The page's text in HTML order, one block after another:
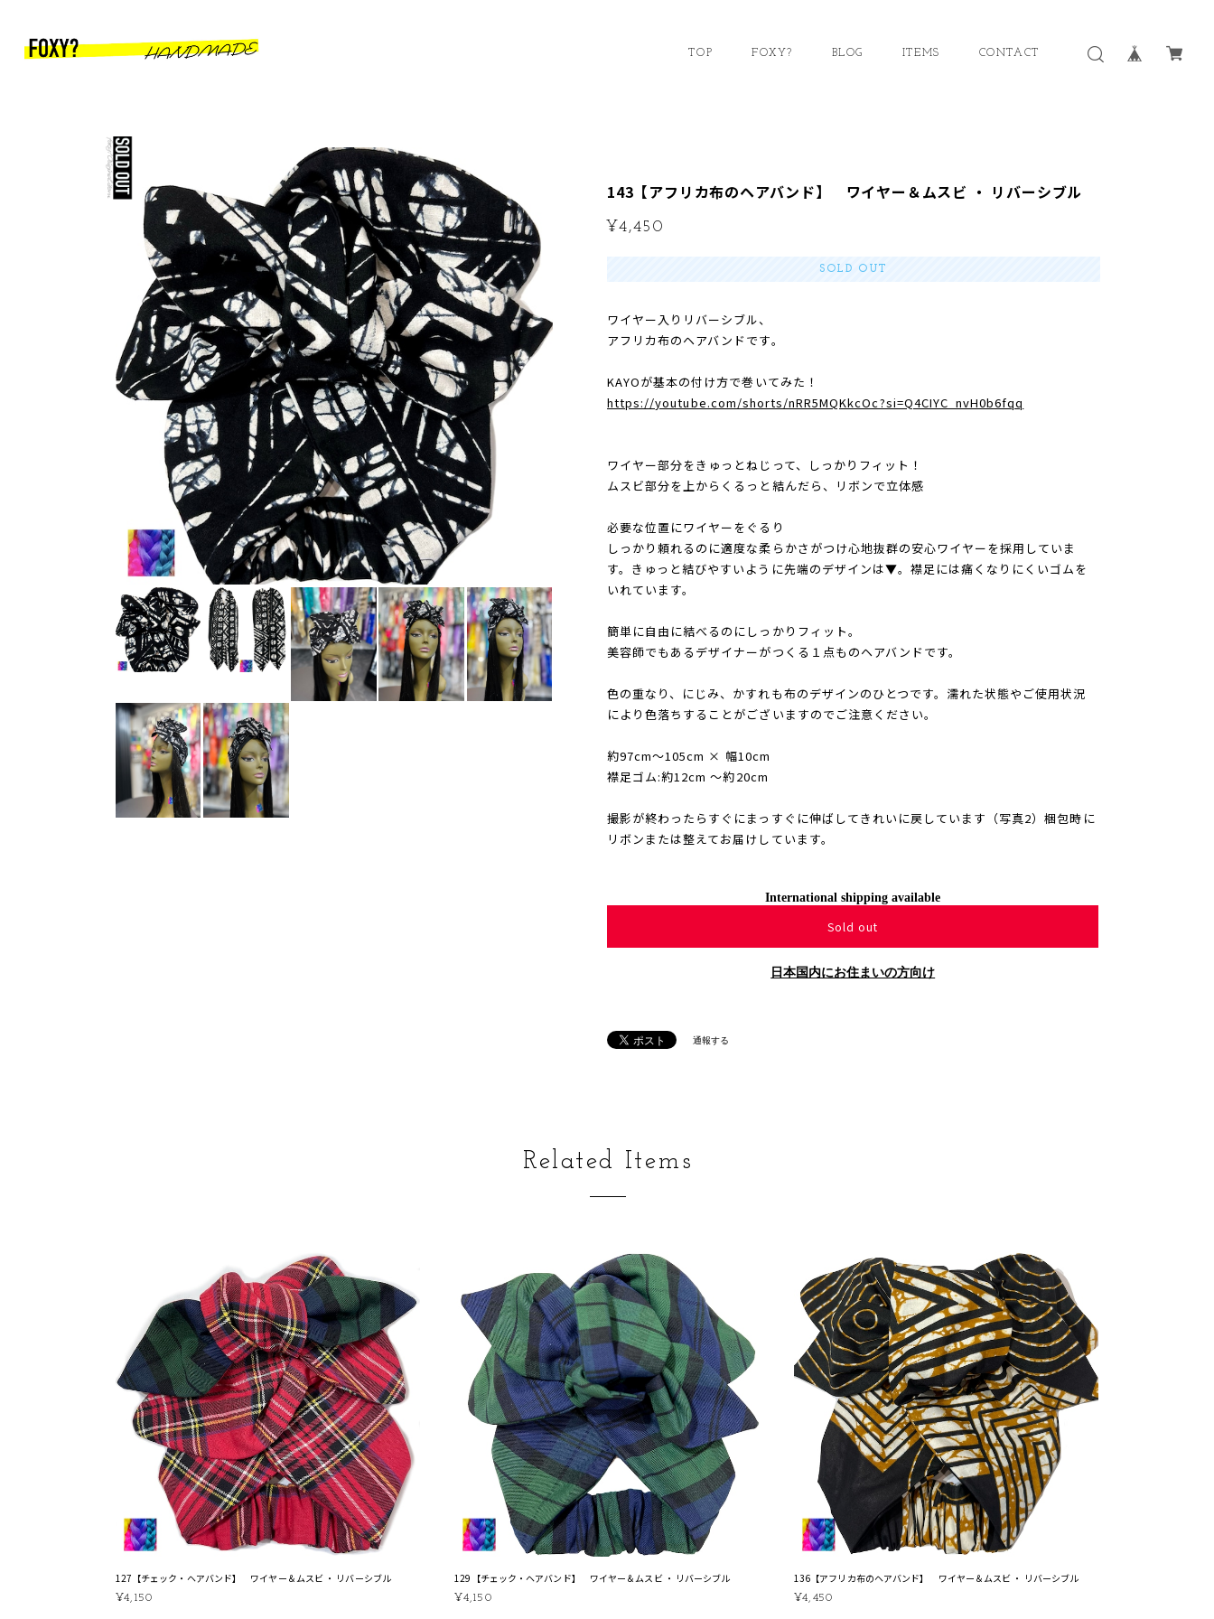
TOP FOXY? BLOG ITEMS CONTACT
143【アフリカ布のヘアバンド】 ワイヤー＆ムスビ ・ リバーシブル
¥4,450
SOLD OUT
ワイヤー入りリバーシブル、
アフリカ布のヘアバンドです。
KAYOが基本の付け方で巻いてみた！
https://youtube.com/shorts/nRR5MQKkcOc?si=Q4CIYC_nvH0b6fqq
ワイヤー部分をきゅっとねじって、しっかりフィット！
ムスビ部分を上からくるっと結んだら、リボンで立体感
必要な位置にワイヤーをぐるり
しっかり頼れるのに適度な柔らかさがつけ心地抜群の安心ワイヤーを採用していま
す。きゅっと結びやすいように先端のデザインは▼。襟足には痛くなりにくいゴムを
いれています。
簡単に自由に結べるのにしっかりフィット。
美容師でもあるデザイナーがつくる１点ものヘアバンドです。
色の重なり、にじみ、かすれも布のデザインのひとつです。濡れた状態やご使用状況
により色落ちすることがございますのでご注意ください。
約97cm〜105cm × 幅10cm
襟足ゴム:約12cm 〜約20cm
撮影が終わったらすぐにまっすぐに伸ばしてきれいに戻しています（写真2）梱包時に
リボンまたは整えてお届けしています。
International shipping available
Sold out
日本国内にお住まいの方向け
通報する
Related Items
127【チェック・ヘアバンド】 ワイヤー＆ムスビ ・ リバーシブル
¥4,150
129【チェック・ヘアバンド】 ワイヤー＆ムスビ ・ リバーシブル
¥4,150
136【アフリカ布のヘアバンド】 ワイヤー＆ムスビ ・ リバーシブル
¥4,450